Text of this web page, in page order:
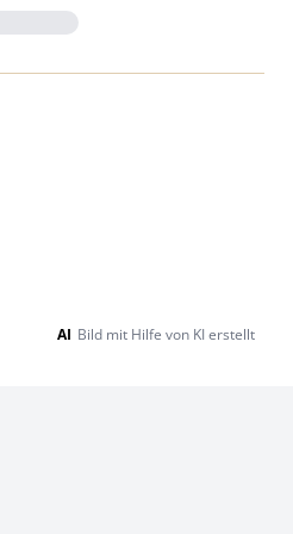
AI Bild mit Hilfe von KI erstellt